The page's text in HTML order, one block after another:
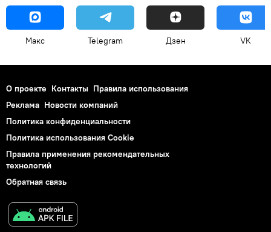
Макс Telegram Дзен VK
О проекте Контакты Правила использования
Реклама Новости компаний
Политика конфиденциальности
Политика использования Cookie
Правила применения рекомендательных
технологий
Обратная связь